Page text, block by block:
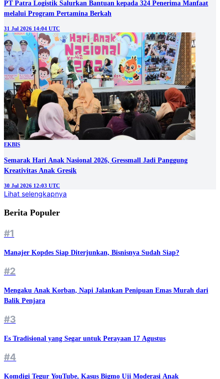
PT Patra Logistik Salurkan Bantuan kepada 324 Penerima Manfaat
melalui Program Pertamina Berkah
31 Jul 2026 14:04 UTC
EKBIS
Semarak Hari Anak Nasional 2026, Gressmall Jadi Panggung
Kreativitas Anak Gresik
30 Jul 2026 12:03 UTC
Lihat selengkapnya
Berita Populer
#1
Manajer Kopdes Siap Diterjunkan, Bisnisnya Sudah Siap?
#2
Mengaku Anak Korban, Napi Jalankan Penipuan Emas Murah dari
Balik Penjara
#3
Es Tradisional yang Segar untuk Perayaan 17 Agustus
#4
Komdigi Tegur YouTube, Kasus Bigmo Uji Moderasi Anak